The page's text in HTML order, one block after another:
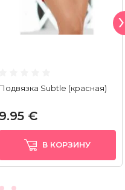
Подвязка Subtle (красная)
9.95 €
В КОРЗИНУ